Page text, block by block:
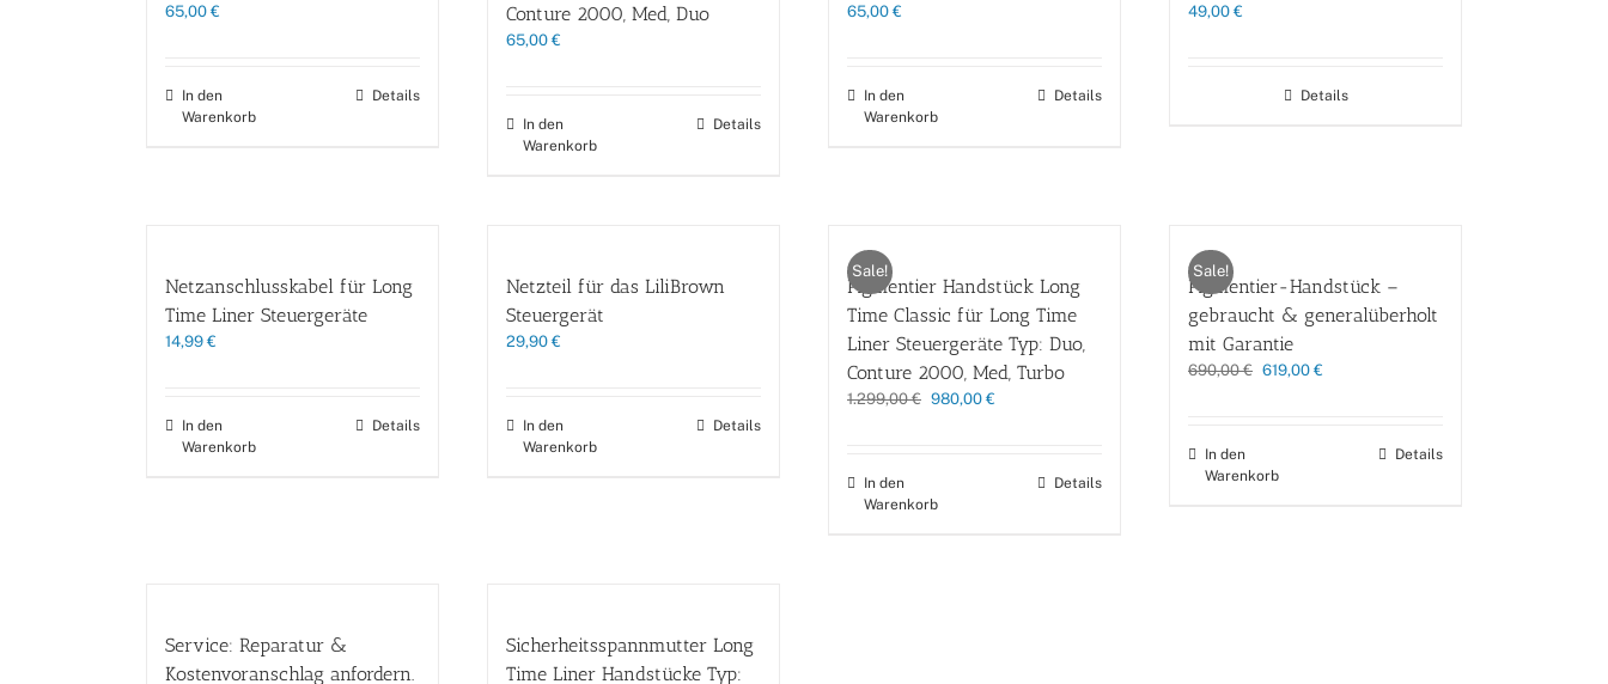
65,00 €
In den
Warenkorb
Details
Conture 2000, Med, Duo
65,00 €
In den
Warenkorb
Details
65,00 €
In den
Warenkorb
Details
49,00 €
Details
Netzanschlusskabel für Long
Time Liner Steuergeräte
14,99 €
In den
Warenkorb
Details
Netzteil für das LiliBrown
Steuergerät
29,90 €
In den
Warenkorb
Details
Sale!
Pigmentier Handstück Long
Time Classic für Long Time
Liner Steuergeräte Typ: Duo,
Conture 2000, Med, Turbo
1.299,00€ Ursprünglicher
980,00 €
In den
Warenkorb
Details
Sale!
Pigmentier-Handstück –
gebraucht & generalüberholt
mit Garantie
690,00€ Ursprünglicher
619,00 €
In den
Warenkorb
Details
Service: Reparatur &
Kostenvoranschlag anfordern.
Sicherheitsspannmutter Long
Time Liner Handstücke Typ: